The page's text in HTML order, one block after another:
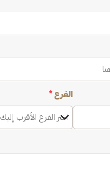
الفرع *
اختر الفرع الأقرب إليك